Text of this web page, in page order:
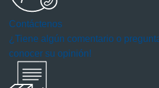
Contáctenos
¿Tiene algún comentario o
conocer su opinión!